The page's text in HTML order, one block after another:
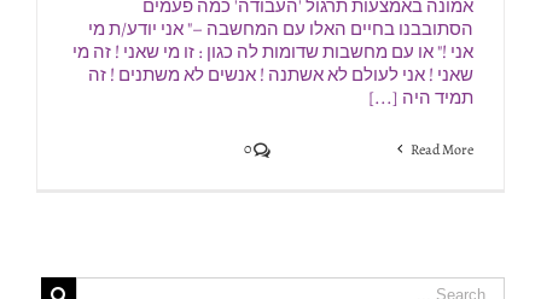
אמונה באמצעות תרגול 'העבודה' כמה פעמים
הסתובבנו בחיים האלו עם המחשבה –" אני יודע/ת מי
אני !" או עם מחשבות שדומות לה כגון : זו מי שאני ! זה מי
שאני ! אני לעולם לא אשתנה ! אנשים לא משתנים ! זה
תמיד היה [...]
Read More